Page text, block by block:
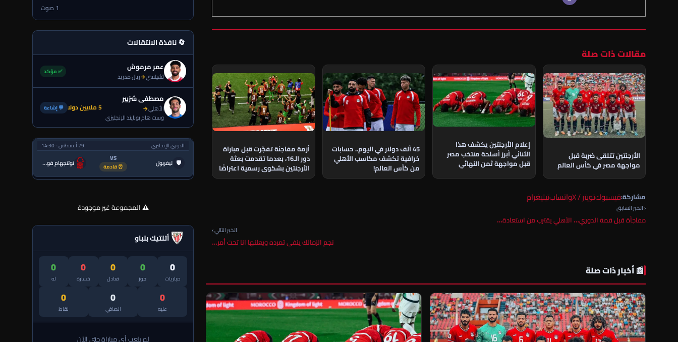
مقالات ذات صلة
الأرجنتين تتلقى ضربة قبل
مواجهة مصر في كأس العالم
إعلام الأرجنتين يكشف هذا
الثنائي أبرز أسلحة منتخب مصر
قبل مواجهة ثمن النهائي
45 ألف دولار في اليوم.. حسابات
خرافية تكشف مكاسب الأهلي
من كأس العالم!
أزمة مفاجئة تفجّرت قبل مباراة
دور الـ16، بعدما تقدمت بعثة
الأرجنتين بشكوى رسمية اعتراضًا
على مشاركة نجم منتخب مصر
مشاركة:فيسبوكتويتر / X واتسابتيليغرام
‹ الخبر السابق
مفاجأة قبل قمة الدوري… الأهلي يقترب من استعادة…
الخبر التالي ›
نجم الزمالك ينفى تمرده ويعلنها انا تحت أمر…
📰 أخبار ذات صلة
1 صوت
🔄 نافذة الانتقالات
عمر مرموش
تشيلسي→ريال مدريد
✅ مؤكد
مصطفى شزبير
الأهلي→
وست هام يونايتد الإنجليزي
5 ملايين دولا 💬 إشاعة
الدوري الإنجليزي 29 أغسطس - 14:30
🛡 ليفربول VS
⏰ قادمة نوتنجهام فورست
⚠️ المجموعة غير موجودة
أتلتيك بلباو
0
مباريات
0
فوز
0
تعادل
0
خسارة
0
له
0
عليه
0
الصافي
0
نقاط
لم يلعب أي مباراة حتى الآن